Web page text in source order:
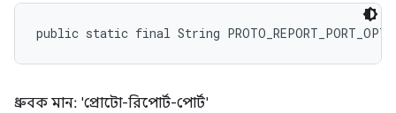
public static final String
ধ্রুবক মান: 'প্রোটো-রিপোর্ট-পোর্ট'